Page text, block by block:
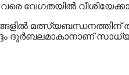
വരെ വേഗതയില്‍
​​ദുർബലമാകാനാണ്